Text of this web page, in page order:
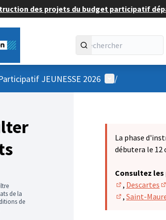
des projets du budget participatif
JEUNESSE 2026 Menu utilisateur
/
de la
de
La phase
débutera le 12
Consultez
(S'ouvre dans
, Descartes
, Saint-